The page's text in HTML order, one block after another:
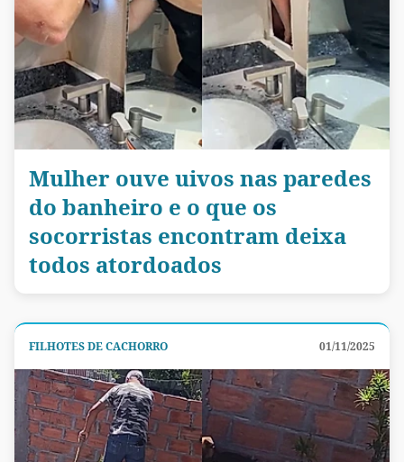
Mulher ouve uivos nas paredes
do banheiro e o que os
socorristas encontram deixa
todos atordoados
FILHOTES DE CACHORRO 01/11/2025